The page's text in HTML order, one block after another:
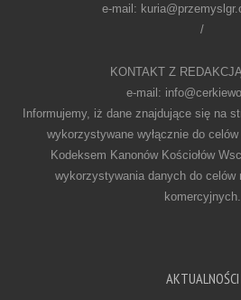
e-mail:
/
KONTAKT Z
e-mail:
Informujemy, iż dane znajdujące się na
wykorzystywane wyłącznie do
Kodeksem Kanonów Kościołów
wykorzystywania danych do celów
komercyjnych.
AKTUALNOŚCI